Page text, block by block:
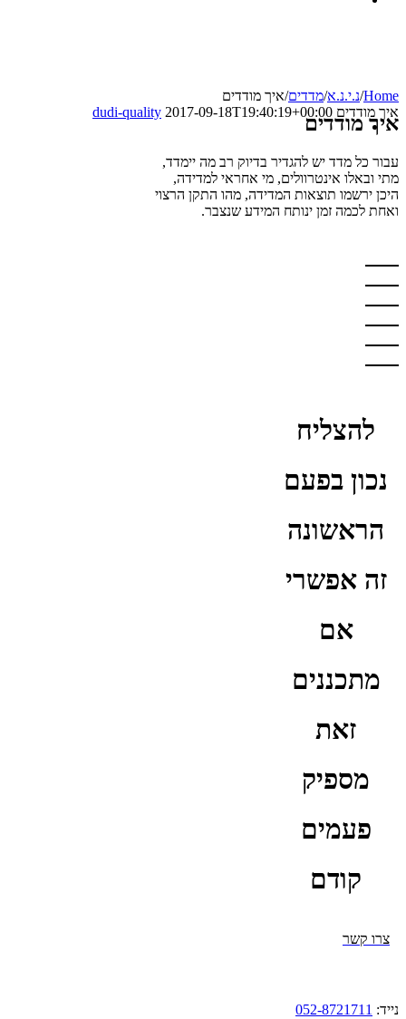
Home
/נ.י.נ.א/מדדים/איך מודדים
איך מודדים
dudi-quality 2017-09-18T19:40:19+00:00איך מודדים
עבור כל מדד יש להגדיר בדיוק רב מה יימדד,
מתי ובאלו אינטרוולים, מי אחראי למדידה,
היכן ירשמו תוצאות המדידה, מהו התקן הרצוי
ואחת לכמה זמן ינותח המידע שנצבר.
להצליח
נכון בפעם
הראשונה
זה אפשרי
אם
מתכננים
זאת
מספיק
פעמים
קודם
צרו קשר
נייד: 052-8721711